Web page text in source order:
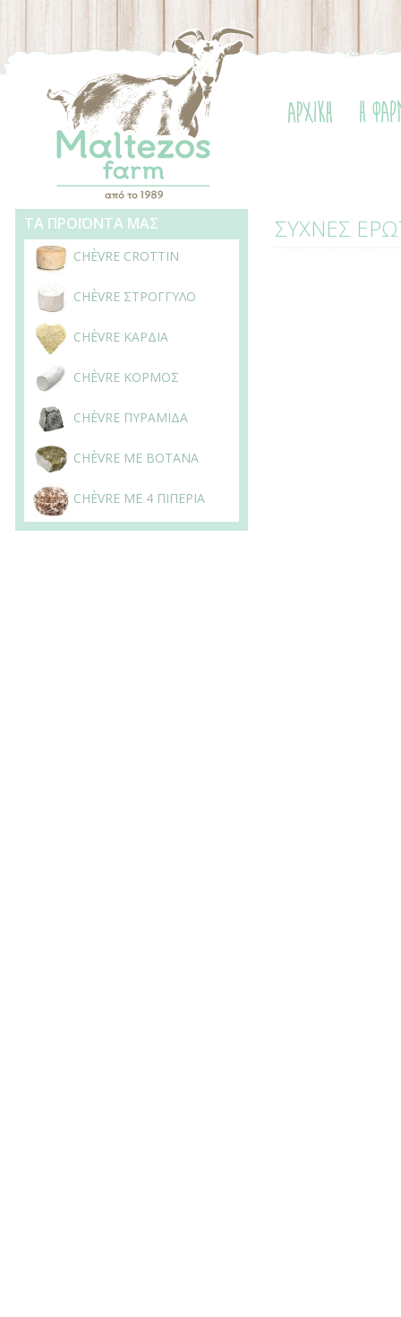
ΣΥΧΝΕΣ
ΤΑ ΠΡΟΪΟΝΤΑ ΜΑΣ
CHÈVRE CROTTIN
CHÈVRE ΣΤΡΟΓΓΥΛΟ
CHÈVRE ΚΑΡΔΙΑ
CHÈVRE ΚΟΡΜΟΣ
CHÈVRE ΠΥΡΑΜΙΔΑ
CHÈVRE ΜΕ ΒΟΤΑΝΑ
CHÈVRE ΜΕ 4 ΠΙΠΕΡΙΑ